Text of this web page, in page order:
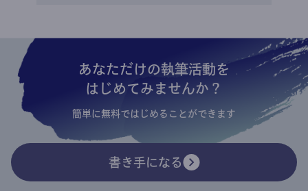
あなただけの執筆活動を
はじめてみませんか？
簡単に無料ではじめることができます
書き手になる